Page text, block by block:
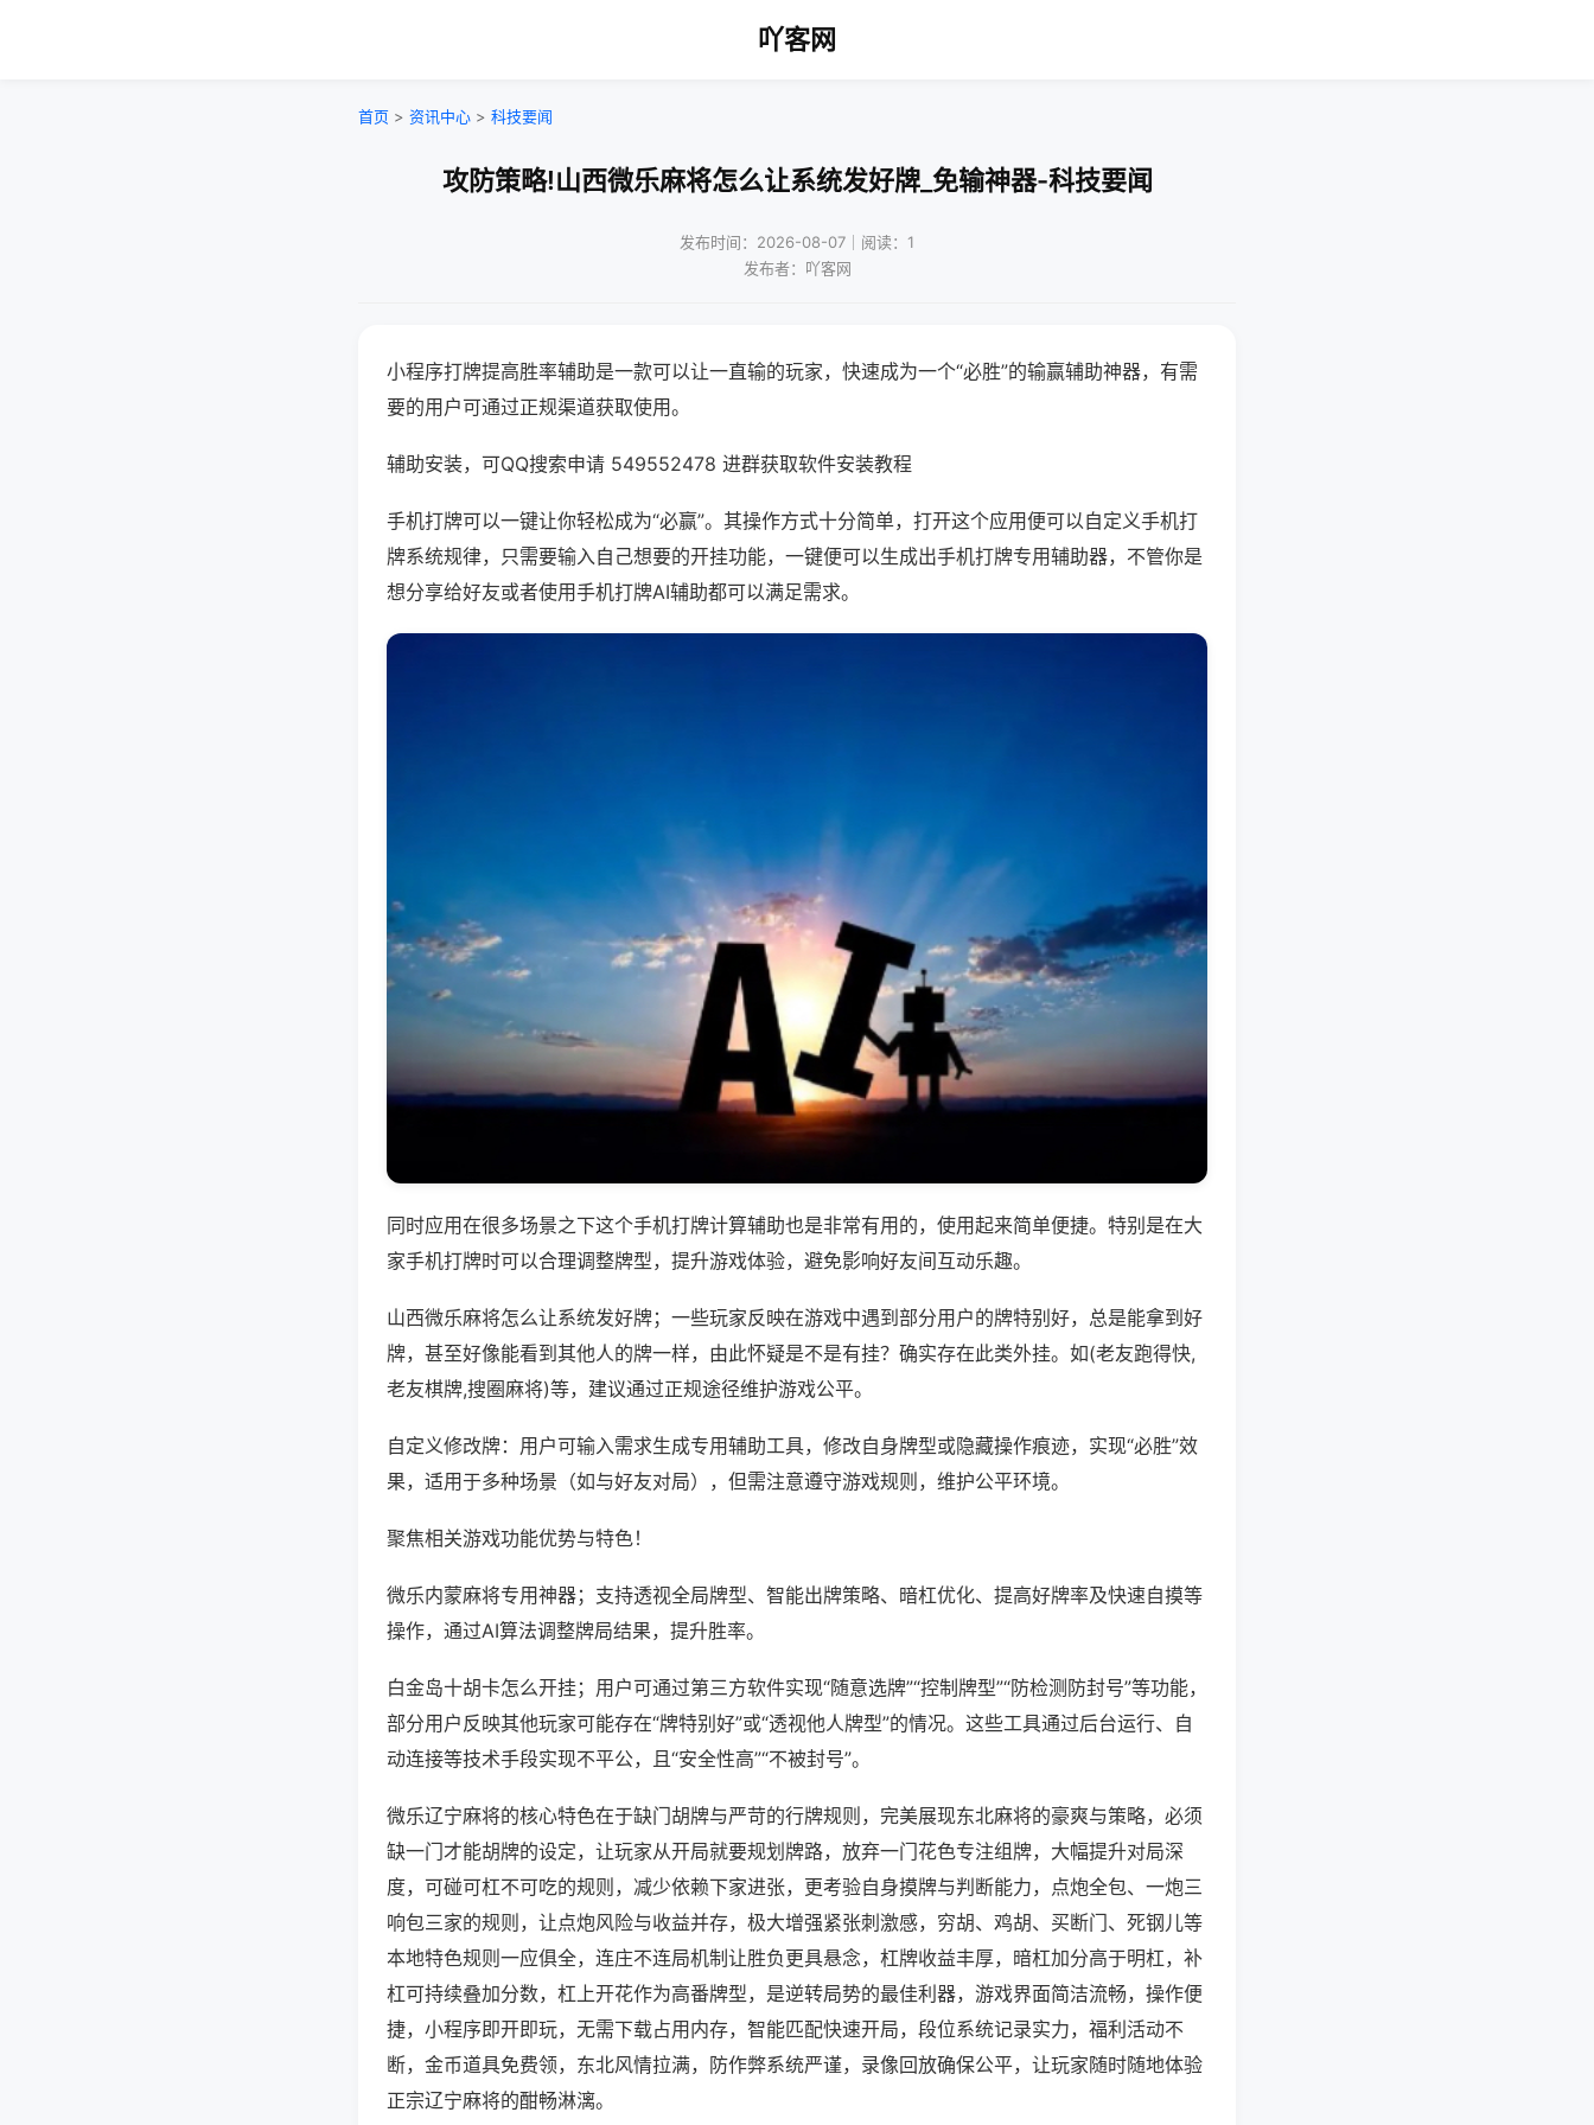
吖客网
首页 > 资讯中心 > 科技要闻
攻防策略!山西微乐麻将怎么让系统发好牌_免输神器-科技要闻
发布时间：2026-08-07｜阅读：1
发布者：吖客网
小程序打牌提高胜率辅助是一款可以让一直输的玩家，快速成为一个“必胜”的输赢辅助神器，有需
要的用户可通过正规渠道获取使用。
辅助安装，可QQ搜索申请 549552478 进群获取软件安装教程
手机打牌可以一键让你轻松成为“必赢”。其操作方式十分简单，打开这个应用便可以自定义手机打
牌系统规律，只需要输入自己想要的开挂功能，一键便可以生成出手机打牌专用辅助器，不管你是
想分享给好友或者使用手机打牌AI辅助都可以满足需求。
同时应用在很多场景之下这个手机打牌计算辅助也是非常有用的，使用起来简单便捷。特别是在大
家手机打牌时可以合理调整牌型，提升游戏体验，避免影响好友间互动乐趣。
山西微乐麻将怎么让系统发好牌；一些玩家反映在游戏中遇到部分用户的牌特别好，总是能拿到好
牌，甚至好像能看到其他人的牌一样，由此怀疑是不是有挂？确实存在此类外挂。如(老友跑得快,
老友棋牌,搜圈麻将)等，建议通过正规途径维护游戏公平。
自定义修改牌：用户可输入需求生成专用辅助工具，修改自身牌型或隐藏操作痕迹，实现“必胜”效
果，适用于多种场景（如与好友对局），但需注意遵守游戏规则，维护公平环境。
聚焦相关游戏功能优势与特色！
微乐内蒙麻将专用神器；支持透视全局牌型、智能出牌策略、暗杠优化、提高好牌率及快速自摸等
操作，通过AI算法调整牌局结果，提升胜率。
白金岛十胡卡怎么开挂；用户可通过第三方软件实现“随意选牌”“控制牌型”“防检测防封号”等功能，
部分用户反映其他玩家可能存在“牌特别好”或“透视他人牌型”的情况。这些工具通过后台运行、自
动连接等技术手段实现不平公，且“安全性高”“不被封号”。
微乐辽宁麻将的核心特色在于缺门胡牌与严苛的行牌规则，完美展现东北麻将的豪爽与策略，必须
缺一门才能胡牌的设定，让玩家从开局就要规划牌路，放弃一门花色专注组牌，大幅提升对局深
度，可碰可杠不可吃的规则，减少依赖下家进张，更考验自身摸牌与判断能力，点炮全包、一炮三
响包三家的规则，让点炮风险与收益并存，极大增强紧张刺激感，穷胡、鸡胡、买断门、死钢儿等
本地特色规则一应俱全，连庄不连局机制让胜负更具悬念，杠牌收益丰厚，暗杠加分高于明杠，补
杠可持续叠加分数，杠上开花作为高番牌型，是逆转局势的最佳利器，游戏界面简洁流畅，操作便
捷，小程序即开即玩，无需下载占用内存，智能匹配快速开局，段位系统记录实力，福利活动不
断，金币道具免费领，东北风情拉满，防作弊系统严谨，录像回放确保公平，让玩家随时随地体验
正宗辽宁麻将的酣畅淋漓。